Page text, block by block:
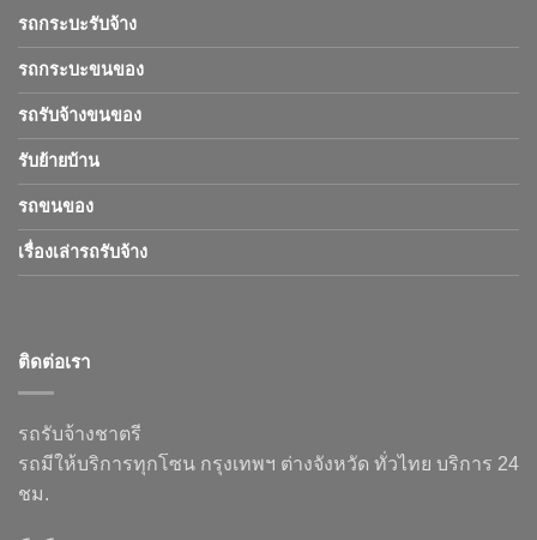
รถกระบะรับจ้าง
รถกระบะขนของ
รถรับจ้างขนของ
รับย้ายบ้าน
รถขนของ
เรื่องเล่ารถรับจ้าง
ติดต่อเรา
รถรับจ้างชาตรี
รถมีให้บริการทุกโซน กรุงเทพฯ ต่างจังหวัด ทั่วไทย บริการ 24
ชม.